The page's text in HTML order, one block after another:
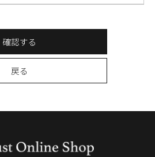
確認する
戻る